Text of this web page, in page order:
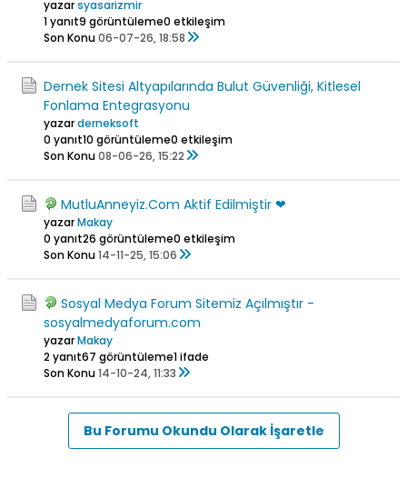
yazarsyasarizmir
1 yanıt9 görüntüleme0 etkileşim
Son Konu06-07-26, 18:58
Dernek Sitesi Altyapılarında Bulut Güvenliği, Kitlesel
Fonlama Entegrasyonu
yazarderneksoft
0 yanıt10 görüntüleme0 etkileşim
Son Konu08-06-26, 15:22
MutluAnneyiz.Com Aktif Edilmiştir ❤
yazarMakay
0 yanıt26 görüntüleme0 etkileşim
Son Konu14-11-25, 15:06
Sosyal Medya Forum Sitemiz Açılmıştır -
sosyalmedyaforum.com
yazarMakay
2 yanıt67 görüntüleme1 ifade
Son Konu14-10-24, 11:33
Bu Forumu Okundu Olarak İşaretle